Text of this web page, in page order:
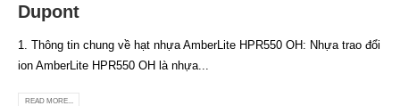
Dupont
1. Thông tin chung về hạt nhựa AmberLite HPR550 OH: Nhựa trao đổi
ion AmberLite HPR550 OH là nhựa...
READ MORE...